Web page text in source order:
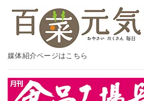
媒体紹介ページはこちら